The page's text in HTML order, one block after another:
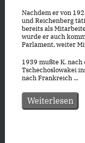
Nachdem er von
und Reichenberg
bereits als
wurde er auch
Parlament, weiter
1939 mußte K.
Tschechoslowakei
nach Frankreich ...
Weiterlesen